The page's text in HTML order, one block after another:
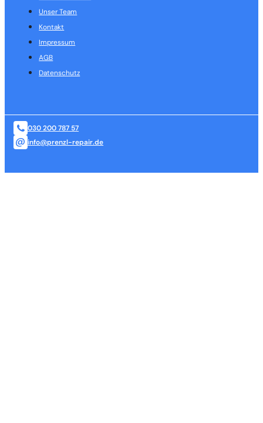
Unser Team
Kontakt
Impressum
AGB
Datenschutz
030 200 787 57
info@prenzl-repair.de